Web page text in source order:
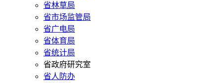
省林草局
省市场监管局
省广电局
省体育局
省统计局
省政府研究室
省人防办